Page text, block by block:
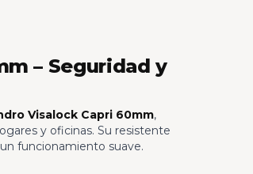
– Seguridad y
Visalock Capri 60mm,
y oficinas. Su resistente
funcionamiento suave.